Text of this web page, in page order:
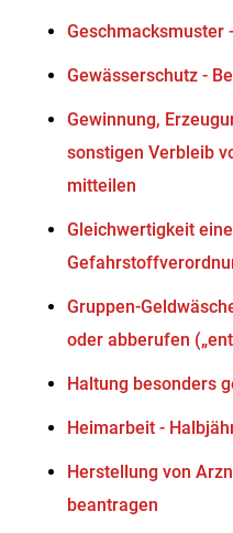
Geschmacksmuster
Gewässerschutz -
Gewinnung,
sonstigen Verbleib
mitteilen
Gleichwertigkeit
Gruppen-
oder abberufen
Haltung besonders
Heimarbeit -
Herstellung von
beantragen